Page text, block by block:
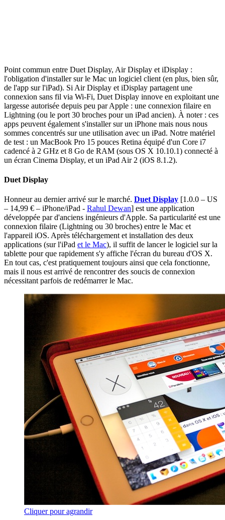
Point commun entre Duet Display, Air Display et iDisplay :
l'obligation d'installer sur le Mac un logiciel client (en plus, bien sûr,
de l'app sur l'iPad). Si Air Display et iDisplay partagent une
connexion sans fil via Wi-Fi, Duet Display innove en exploitant une
largesse autorisée depuis peu par Apple : une connexion filaire en
Lightning (ou le port 30 broches pour un iPad ancien). À noter : ces
apps peuvent également s'installer sur un iPhone mais nous nous
sommes concentrés sur une utilisation avec un iPad. Notre matériel
de test : un MacBook Pro 15 pouces Retina équipé d'un Core i7
cadencé à 2 GHz et 8 Go de RAM (sous OS X 10.10.1) connecté à
un écran Cinema Display, et un iPad Air 2 (iOS 8.1.2).
Duet Display
Honneur au dernier arrivé sur le marché. Duet Display [1.0.0 – US
– 14,99 € – iPhone/iPad - Rahul Dewan] est une application
développée par d'anciens ingénieurs d'Apple. Sa particularité est une
connexion filaire (Lightning ou 30 broches) entre le Mac et
l'appareil iOS. Après téléchargement et installation des deux
applications (sur l'iPad et le Mac), il suffit de lancer le logiciel sur la
tablette pour que rapidement s'y affiche l'écran du bureau d'OS X.
En tout cas, c'est pratiquement toujours ainsi que cela fonctionne,
mais il nous est arrivé de rencontrer des soucis de connexion
nécessitant parfois de redémarrer le Mac.
Cliquer pour agrandir